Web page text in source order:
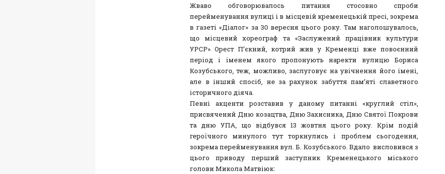
Жваво обговорювалось питання стосовно спроби
перейменування вулиці і в місцевій кременецькій пресі, зокрема
в газеті «Діалог» за 30 вересня цього року. Там наголошувалось,
що місцевий хореограф та «Заслужений працівник культури
УРСР» Орест П’єкний, котрий жив у Кременці вже повоєнний
період і іменем якого пропонують наректи вулицю Бориса
Козубського, теж, можливо, заслуговує на увічнення його імені,
але в інший спосіб, не за рахунок забуття пам’яті славетного
історичного діяча.
Певні акценти розставив у даному питанні «круглий стіл»,
присвячений Дню козацтва, Дню Захисника, Дню Святої Покрови
та дню УПА, що відбувся 13 жовтня цього року. Крім подій
героїчного минулого тут торкнулись і проблем сьогодення,
зокрема перейменування вул. Б. Козубського. Вдало висловився з
цього приводу перший заступник Кременецького міського
голови Микола Матвіюк: